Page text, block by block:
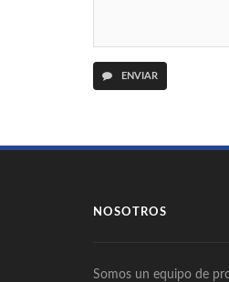
ENVIAR
NOSOTROS
Somos un equipo de